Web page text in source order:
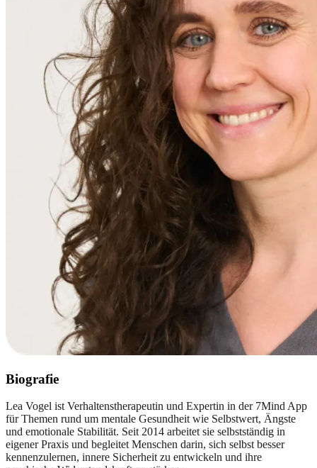
Biografie
Lea Vogel ist Verhaltenstherapeutin und Expertin in der 7Mind App
für Themen rund um mentale Gesundheit wie Selbstwert, Ängste
und emotionale Stabilität. Seit 2014 arbeitet sie selbstständig in
eigener Praxis und begleitet Menschen darin, sich selbst besser
kennenzulernen, innere Sicherheit zu entwickeln und ihre